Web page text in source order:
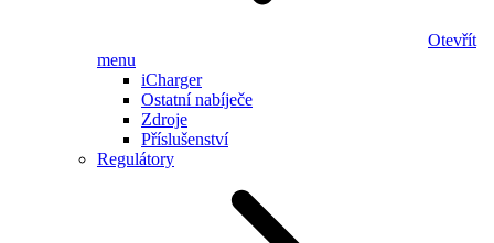
Otevřít
menu
iCharger
Ostatní nabíječe
Zdroje
Příslušenství
Regulátory